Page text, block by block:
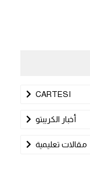
CARTESI
أخبار الكريبتو
مقالات تعليمية